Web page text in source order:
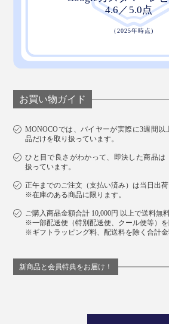
お買い物ガイド
MONOCOでは、バイヤーが実際に3週間
品だけを取り扱っています。
ひと目で良さがわかって、即決した商品は
扱っています。
正午までのご注文（支払い済み）は当日出荷
※在庫のある商品に限ります。
ご購入商品金額合計 10,000円 以上で送料無料
※一部配送便（特別配送便、クール便等）を
※ギフトラッピング料、配送料を除く合計
新商品と会員特典をお届け！